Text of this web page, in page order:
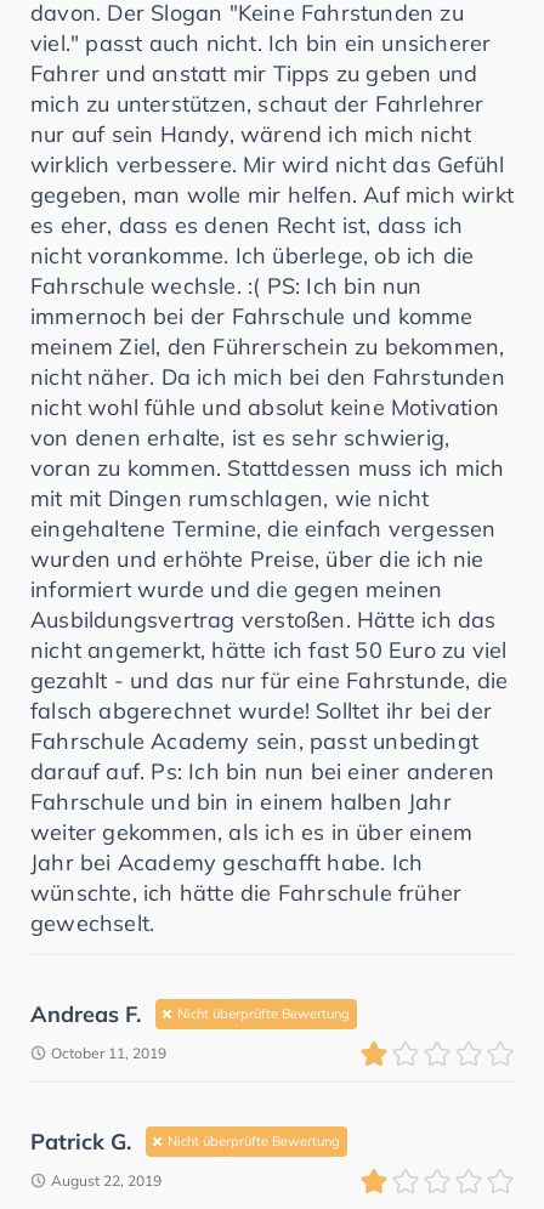
davon. Der Slogan "Keine Fahrstunden zu
viel." passt auch nicht. Ich bin ein unsicherer
Fahrer und anstatt mir Tipps zu geben und
mich zu unterstützen, schaut der Fahrlehrer
nur auf sein Handy, wärend ich mich nicht
wirklich verbessere. Mir wird nicht das Gefühl
gegeben, man wolle mir helfen. Auf mich wirkt
es eher, dass es denen Recht ist, dass ich
nicht vorankomme. Ich überlege, ob ich die
Fahrschule wechsle. :( PS: Ich bin nun
immernoch bei der Fahrschule und komme
meinem Ziel, den Führerschein zu bekommen,
nicht näher. Da ich mich bei den Fahrstunden
nicht wohl fühle und absolut keine Motivation
von denen erhalte, ist es sehr schwierig,
voran zu kommen. Stattdessen muss ich mich
mit mit Dingen rumschlagen, wie nicht
eingehaltene Termine, die einfach vergessen
wurden und erhöhte Preise, über die ich nie
informiert wurde und die gegen meinen
Ausbildungsvertrag verstoßen. Hätte ich das
nicht angemerkt, hätte ich fast 50 Euro zu viel
gezahlt - und das nur für eine Fahrstunde, die
falsch abgerechnet wurde! Solltet ihr bei der
Fahrschule Academy sein, passt unbedingt
darauf auf. Ps: Ich bin nun bei einer anderen
Fahrschule und bin in einem halben Jahr
weiter gekommen, als ich es in über einem
Jahr bei Academy geschafft habe. Ich
wünschte, ich hätte die Fahrschule früher
gewechselt.
Andreas F. Nicht überprüfte Bewertung
October 11, 2019
Patrick G. Nicht überprüfte Bewertung
August 22, 2019